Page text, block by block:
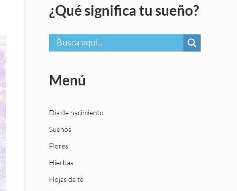
¿Qué significa tu sueño?
Menú
Día de nacimiento
Sueños
Flores
Hierbas
Hojas de té